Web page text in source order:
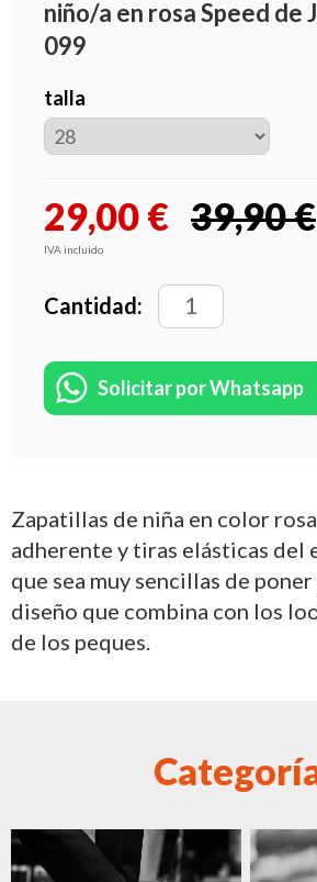
niño/a en rosa Speed de
099
talla
29,00€ 39,90 €
IVA incluido
Cantidad:
Solicitar por Whatsapp
Zapatillas de niña en color
adherente y tiras elásticas del
que sea muy sencillas de
diseño que combina con los
de los peques.